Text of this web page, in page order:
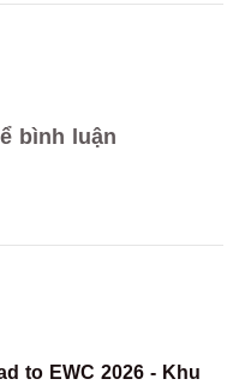
bình luận
to EWC 2026 - Khu